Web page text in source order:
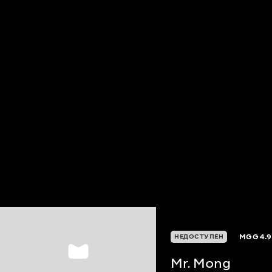
НЕДОСТУПЕН MGG4.9
Mr. Mong